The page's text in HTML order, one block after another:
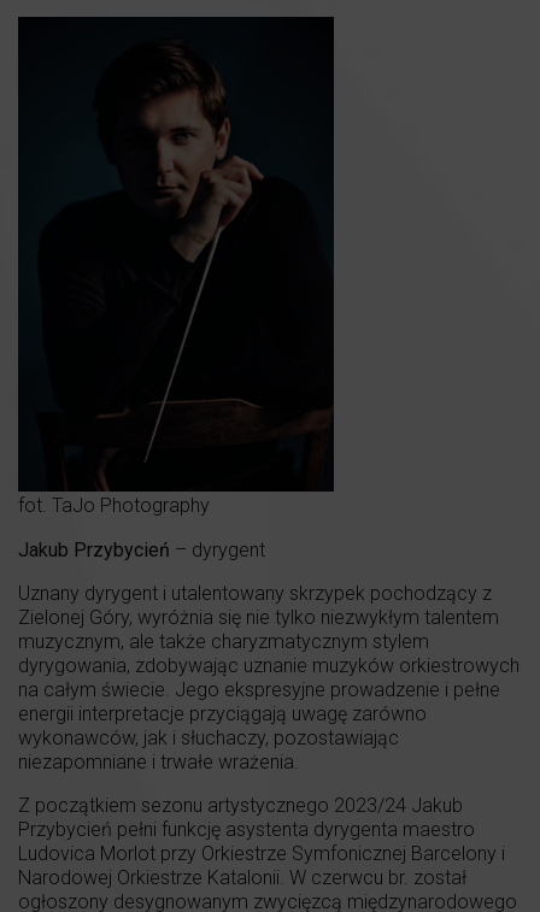
fot. TaJo Photography
Jakub Przybycień – dyrygent
Uznany dyrygent i utalentowany skrzypek pochodzący z
Zielonej Góry, wyróżnia się nie tylko niezwykłym talentem
muzycznym, ale także charyzmatycznym stylem
dyrygowania, zdobywając uznanie muzyków orkiestrowych
na całym świecie. Jego ekspresyjne prowadzenie i pełne
energii interpretacje przyciągają uwagę zarówno
wykonawców, jak i słuchaczy, pozostawiając
niezapomniane i trwałe wrażenia.
Z początkiem sezonu artystycznego 2023/24 Jakub
Przybycień pełni funkcję asystenta dyrygenta maestro
Ludovica Morlot przy Orkiestrze Symfonicznej Barcelony i
Narodowej Orkiestrze Katalonii. W czerwcu br. został
ogłoszony desygnowanym zwycięzcą międzynarodowego